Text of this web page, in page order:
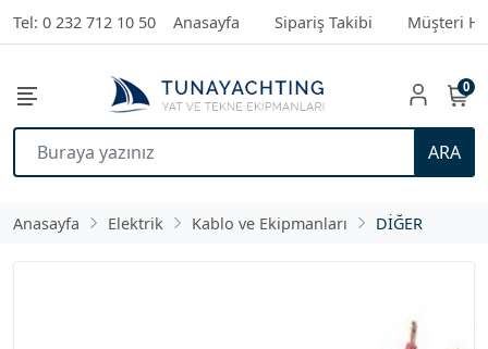
Tel: 0 232 712 10 50 Anasayfa Sipariş Takibi Müşteri
ARA
0
Anasayfa Elektrik Kablo ve Ekipmanları DİĞER